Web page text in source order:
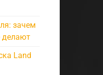
зачем
делают
Land